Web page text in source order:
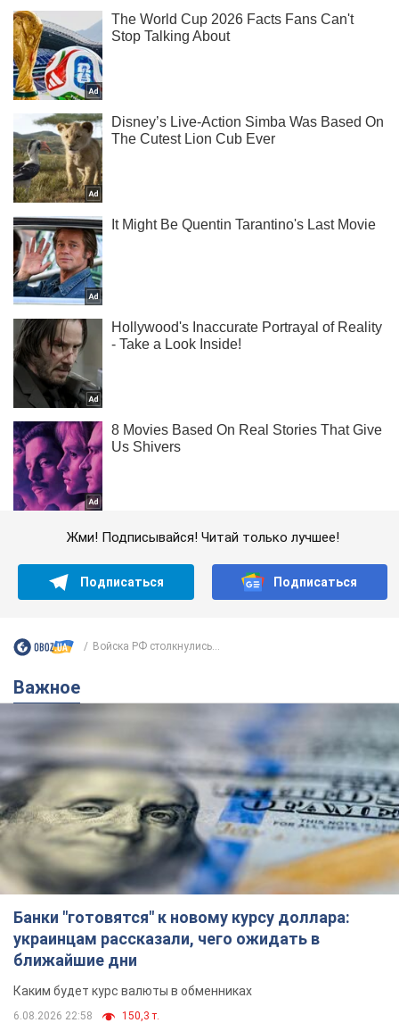
Жми! Подписывайся! Читай только лучшее!
Подписаться Подписаться
Войска РФ столкнулись...
Важное
Банки "готовятся" к новому курсу доллара:
украинцам рассказали, чего ожидать в
ближайшие дни
Каким будет курс валюты в обменниках
6.08.2026 22:58 150,3 т.